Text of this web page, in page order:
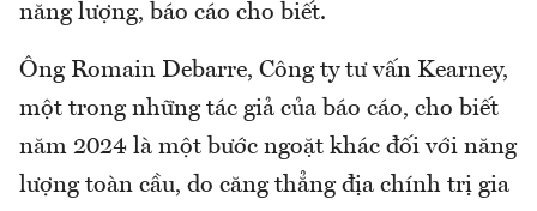
năng lượng, báo cáo cho biết.
Ông Romain Debarre, Công ty tư vấn Kearney,
một trong những tác giả của báo cáo, cho biết
năm 2024 là một bước ngoặt khác đối với năng
lượng toàn cầu, do căng thẳng địa chính trị gia